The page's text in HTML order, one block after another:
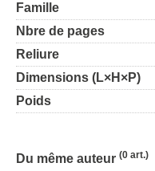
Famille
Nbre de pages
Reliure
Dimensions (L×H×P)
Poids
Du même auteur (0 art.)